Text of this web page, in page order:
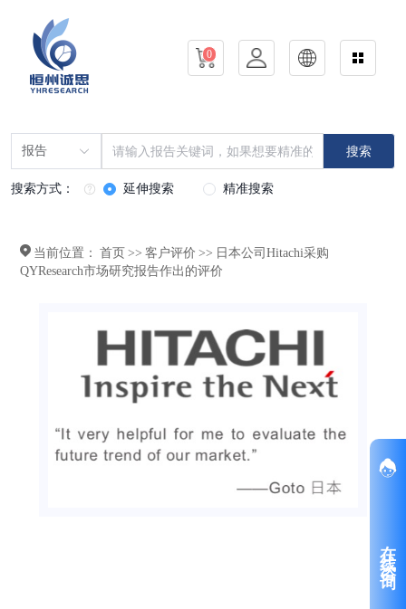
在线咨询
0
报告 搜索
搜索方式： 延伸搜索 精准搜索
当前位置： 首页 >> 客户评价 >> 日本公司Hitachi采购
QYResearch市场研究报告作出的评价